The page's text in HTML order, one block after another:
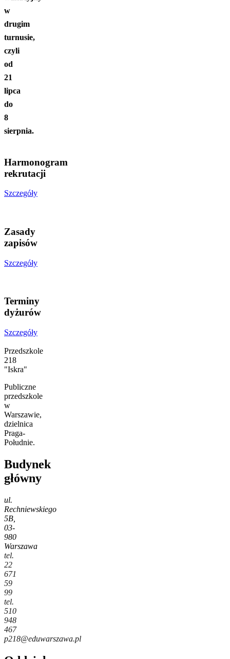
w
drugim
turnusie,
czyli
od
21
lipca
do
8
sierpnia.
Harmonogram
rekrutacji
Szczegóły
Zasady
zapisów
Szczegóły
Terminy
dyżurów
Szczegóły
Przedszkole
218
"Iskra"
Publiczne
przedszkole
w
Warszawie,
dzielnica
Praga-
Południe.
Budynek
główny
ul.
Rechniewskiego
5B,
03-
980
Warszawa
tel.
22
671
59
99
tel.
510
948
467
p218@eduwarszawa.pl